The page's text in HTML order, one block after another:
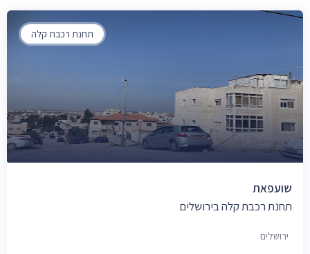
תחנת רכבת קלה
שועפאת
תחנת רכבת קלה בירושלים
ירושלים